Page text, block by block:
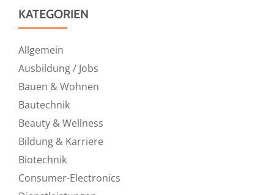
KATEGORIEN
Allgemein
Ausbildung / Jobs
Bauen & Wohnen
Bautechnik
Beauty & Wellness
Bildung & Karriere
Biotechnik
Consumer-Electronics